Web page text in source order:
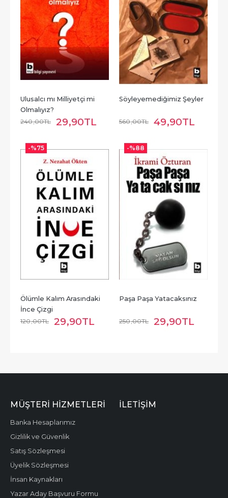
Ulusalcı mı Milliyetçi mi
Olmalıyız?
240,00TL 29,90TL
Söyleyemediğimiz Şeyler
560,00TL 49,90TL
-%75
Ölümle Kalım Arasındaki
İnce Çizgi
120,00TL 29,90TL
-%88
Paşa Paşa Yatacaksınız
250,00TL 29,90TL
MÜŞTERI HIZMETLERI
Banka Hesaplarımız
Gizlilik ve Güvenlik
Satış Sözleşmesi
Üyelik Sözleşmesi
İnsan Kaynakları
Yazar Aday Başvuru Formu
İLETIŞIM